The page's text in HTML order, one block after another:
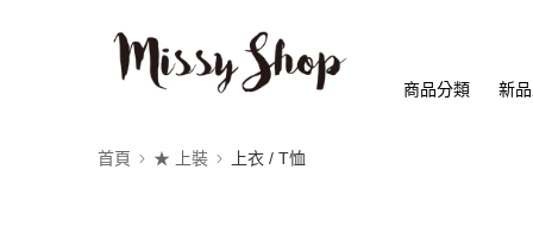
商品分類 新
首頁 ★ 上裝 上衣 / T恤